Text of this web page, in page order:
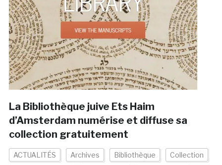
La Bibliothèque juive Ets Haim
d’Amsterdam numérise et diffuse sa
collection gratuitement
ACTUALITÉS Archives Bibliothèque Collection